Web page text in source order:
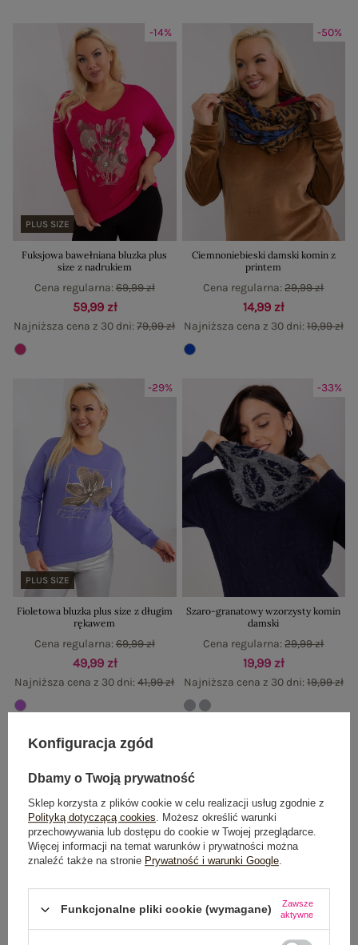
PLUS SIZE
-14%
Fuksjowa bawełniana bluzka plus
size z nadrukiem
59,99 zł
Najniższa cena z 30 dni:79,99 zł
Cena regularna:69,99 zł
-50%
Ciemnoniebieski damski komin z
printem
14,99 zł
Najniższa cena z 30 dni:19,99 zł
Cena regularna:29,99 zł
PLUS SIZE
-29%
Fioletowa bluzka plus size z długim
rękawem
49,99 zł
Najniższa cena z 30 dni:41,99 zł
Cena regularna:69,99 zł
-33%
Szaro-granatowy wzorzysty komin
damski
19,99 zł
Najniższa cena z 30 dni:19,99 zł
Cena regularna:29,99 zł
-14%
Konfiguracja zgód
Dbamy o Twoją prywatność
Sklep korzysta z plików cookie w celu realizacji usług zgodnie z
Polityką dotyczącą cookies. Możesz określić warunki
przechowywania lub dostępu do cookie w Twojej przeglądarce.
Więcej informacji na temat warunków i prywatności można
znaleźć także na stronie Prywatność i warunki Google.
Funkcjonalne pliki cookie (wymagane)
Zawsze
aktywne